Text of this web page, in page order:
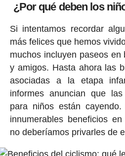
¿Por qué deben los
Si intentamos recordar
más felices que hemos
muchos incluyen paseos en
y amigos. Hasta ahora las
asociadas a la etapa
informes anuncian que
para niños están
innumerables beneficios
no deberíamos privarles de